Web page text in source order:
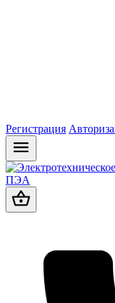
Регистрация